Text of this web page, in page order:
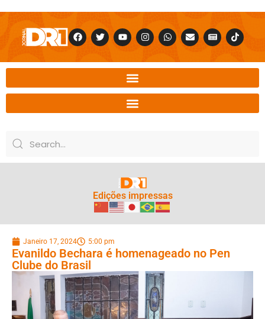
Edições impressas
Janeiro 17, 2024 5:00 pm
Evanildo Bechara é homenageado no Pen
Clube do Brasil